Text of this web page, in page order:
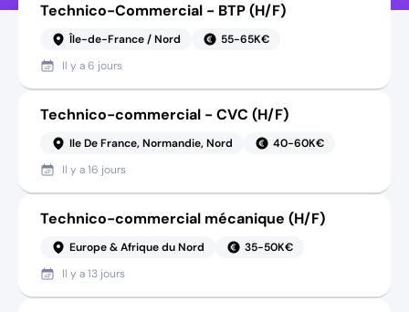
Technico-Commercial - BTP (H/F)
Île-de-France / Nord
55-65K€
Il y a6 jours
Technico-commercial - CVC (H/F)
Ile De France, Normandie, Nord
40-60K€
Il y a16 jours
Technico-commercial mécanique (H/F)
Europe & Afrique du Nord
35-50K€
Il y a13 jours